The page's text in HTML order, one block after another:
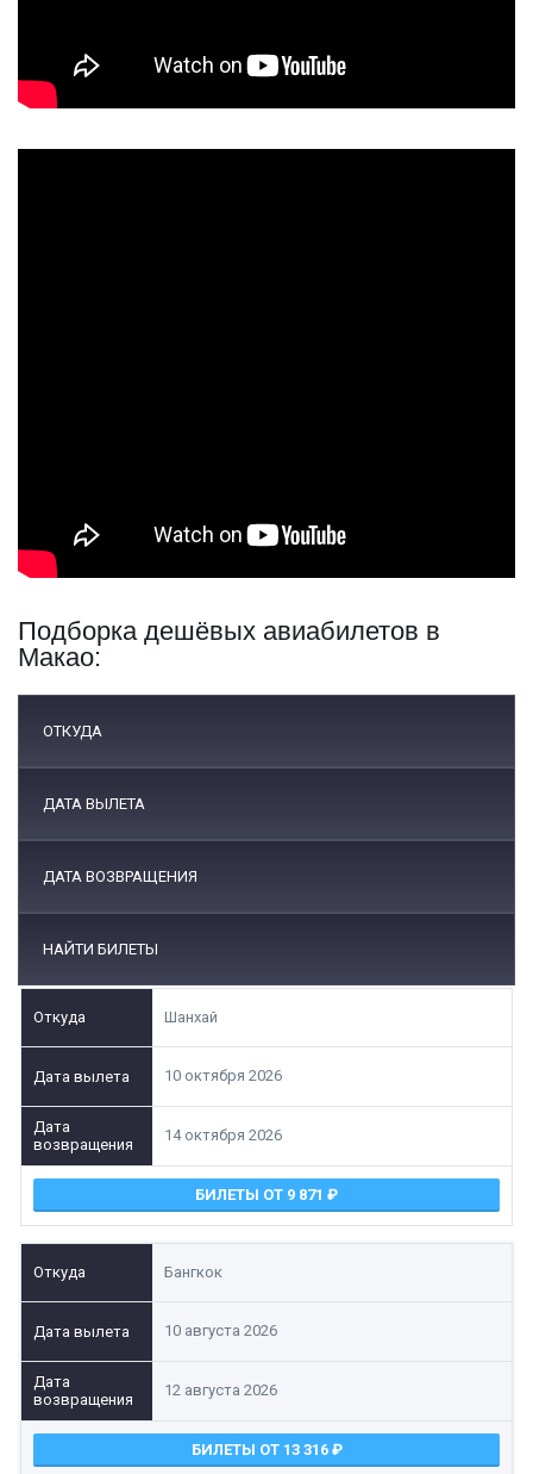
Подборка дешёвых авиабилетов в
Макао:
ОТКУДА
ДАТА ВЫЛЕТА
ДАТА ВОЗВРАЩЕНИЯ
НАЙТИ БИЛЕТЫ
Шанхай
10 октября 2026
14 октября 2026
БИЛЕТЫ ОТ 9 871
Бангкок
10 августа 2026
12 августа 2026
БИЛЕТЫ ОТ 13 316